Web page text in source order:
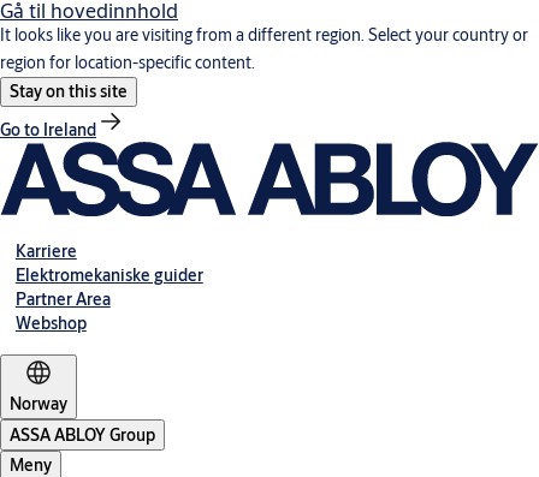
Gå til hovedinnhold
It looks like you are visiting from a different region. Select your country or
region for location-specific content.
Stay on this site
Go to Ireland
Karriere
Elektromekaniske guider
Partner Area
Webshop
Norway
ASSA ABLOY Group
Meny